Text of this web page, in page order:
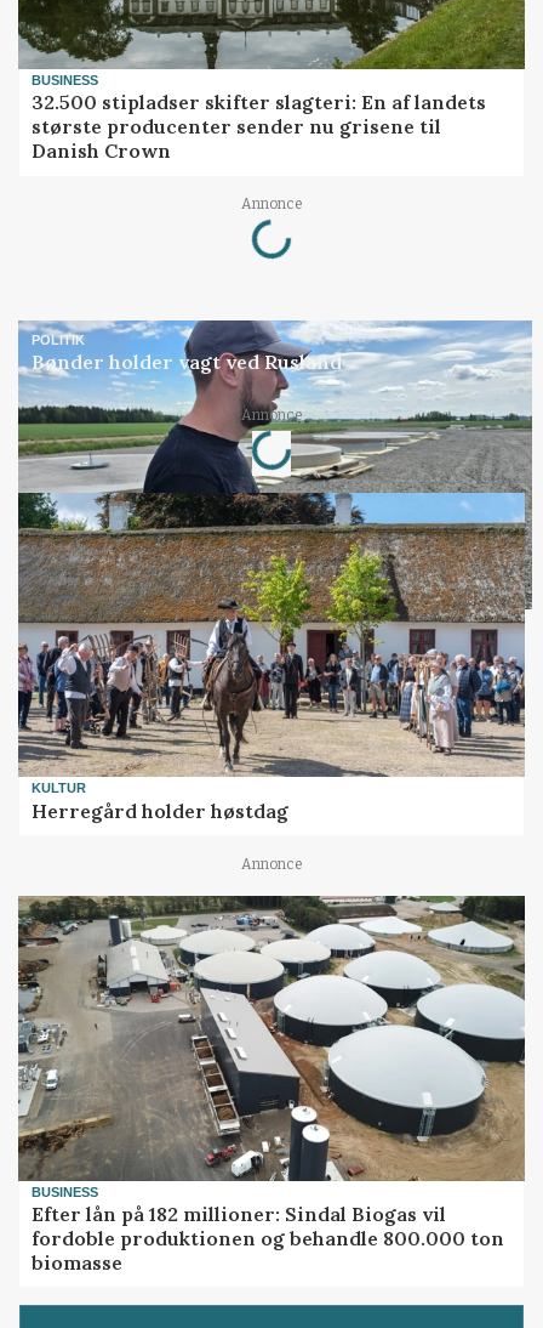
BUSINESS
32.500 stipladser skifter slagteri: En af landets
største producenter sender nu grisene til
Danish Crown
Annonce
Loading...
POLITIK
Bønder holder vagt ved Rusland
Annonce
Loading...
KULTUR
Herregård holder høstdag
Annonce
BUSINESS
Efter lån på 182 millioner: Sindal Biogas vil
fordoble produktionen og behandle 800.000 ton
biomasse